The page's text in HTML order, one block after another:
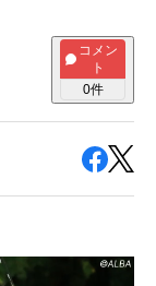
コメン
ト
0件